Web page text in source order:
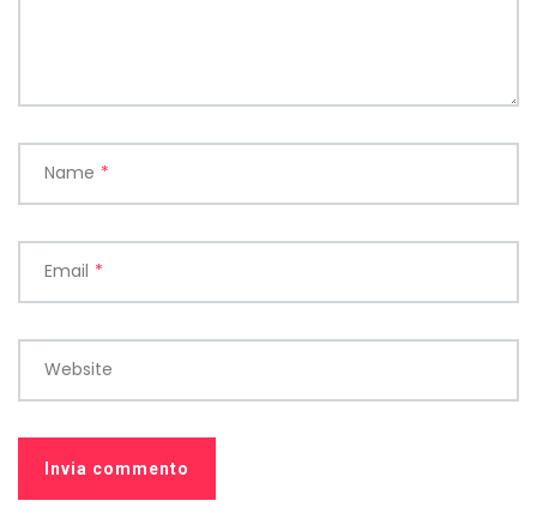
Name *
Email *
Website